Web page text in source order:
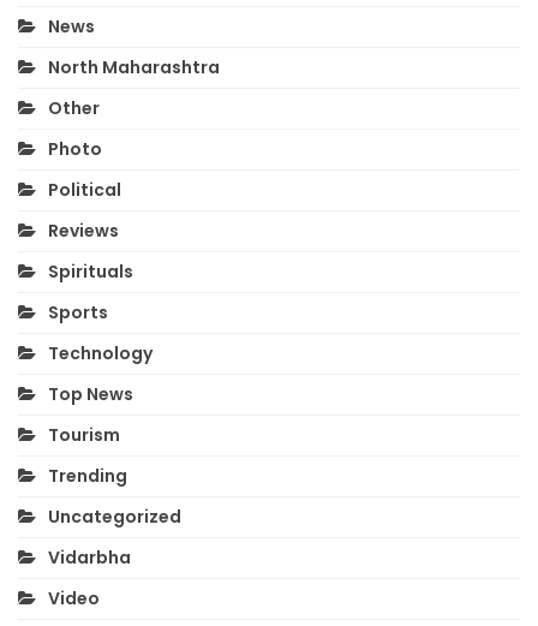
News
North Maharashtra
Other
Photo
Political
Reviews
Spirituals
Sports
Technology
Top News
Tourism
Trending
Uncategorized
Vidarbha
Video